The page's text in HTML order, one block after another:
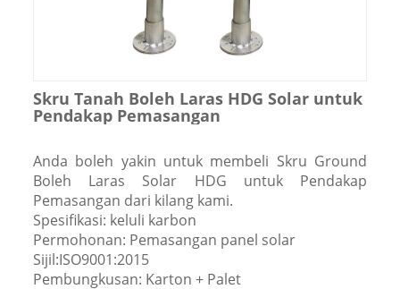
Skru Tanah Boleh Laras HDG Solar untuk
Pendakap Pemasangan
Anda boleh yakin untuk membeli Skru Ground
Boleh Laras Solar HDG untuk Pendakap
Pemasangan dari kilang kami.
Spesifikasi: keluli karbon
Permohonan: Pemasangan panel solar
Sijil:ISO9001:2015
Pembungkusan: Karton + Palet